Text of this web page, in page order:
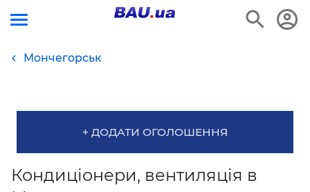
Мончегорськ
+ ДОДАТИ ОГОЛОШЕННЯ
Кондиціонери, вентиляція в